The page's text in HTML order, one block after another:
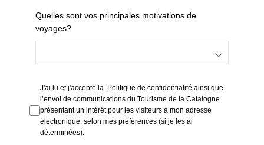
Quelles sont vos principales motivations de
voyages?
J'ai lu et j'accepte la Politique de confidentialité ainsi que
l’envoi de communications du Tourisme de la Catalogne
présentant un intérêt pour les visiteurs à mon adresse
électronique, selon mes préférences (si je les ai
déterminées).